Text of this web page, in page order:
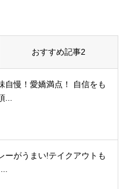
おすすめ記事2
自慢！愛嬌満点！ 自信をも
...
ーがうまい!テイクアウトも